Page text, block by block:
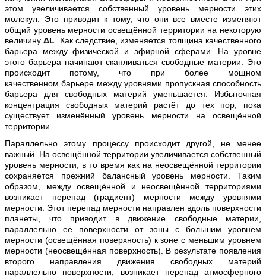
этом увеличивается собственный уровень мерности этих
молекул. Это приводит к тому, что они все вместе изменяют
общий уровень мерности освещённой территории на некоторую
величинуΔL . Как следствие, изменяется толщина качественного
барьера между физической и эфирной сферами. На уровне
этого барьера начинают скапливаться свободные материи. Это
происходит потому, что при более мощном
качественном барьере между уровнями пропускная способность
барьера для свободных материй уменьшается. Избыточная
концентрация свободных материй растёт до тех пор, пока
существует изменённый уровень мерности на освещённой
территории.
Параллельно этому процессу происходит другой, не менее
важный. На освещённой территории увеличивается собственный
уровень мерности, в то время как на неосвещённой территории
сохраняется прежний балансный уровень мерности. Таким
образом, между освещённой и неосвещённой территориями
возникает перепад (градиент) мерности между уровнями
мерности. Этот перепад мерности направлен вдоль поверхности
планеты, что приводит в движение свободные материи,
параллельно её поверхности от зоны с большим уровнем
мерности (освещённая поверхность) к зоне с меньшим уровнем
мерности (неосвещённая поверхность). В результате появления
второго направления движения свободных материй
параллельно поверхности, возникает перепад атмосферного